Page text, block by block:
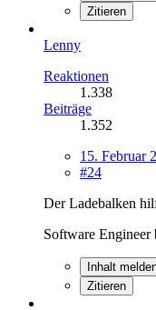
Zitieren
Lenny
Reaktionen
1.338
Beiträge
1.352
15. Februar
#24
Der Ladebalken
Software Engineer
Inhalt
Zitieren